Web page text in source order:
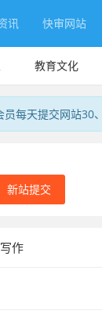
讯 快审网站
教育文化
每天提交网站30
新站提交
作